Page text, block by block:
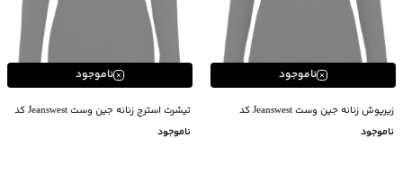
ناموجود
زیرپوش زنانه جین وست Jeanswest کد
14825501
ناموجود
ناموجود
تیشرت استرج زنانه جین وست Jeanswest کد
14825505
ناموجود